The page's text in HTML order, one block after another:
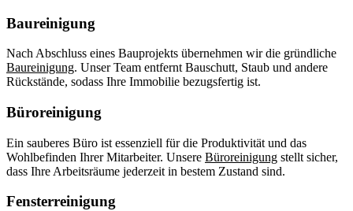
Baureinigung
Nach Abschluss eines Bauprojekts übernehmen wir die gründliche
Baureinigung. Unser Team entfernt Bauschutt, Staub und andere
Rückstände, sodass Ihre Immobilie bezugsfertig ist.
Büroreinigung
Ein sauberes Büro ist essenziell für die Produktivität und das
Wohlbefinden Ihrer Mitarbeiter. Unsere Büroreinigung stellt sicher,
dass Ihre Arbeitsräume jederzeit in bestem Zustand sind.
Fensterreinigung